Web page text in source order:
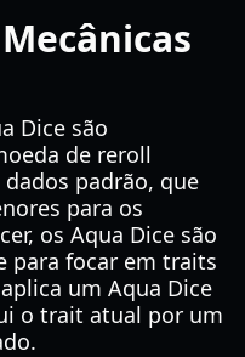
Dice são
de reroll
padrão, que
para os
os Aqua Dice são
para focar em traits
um Aqua Dice
o trait atual por um